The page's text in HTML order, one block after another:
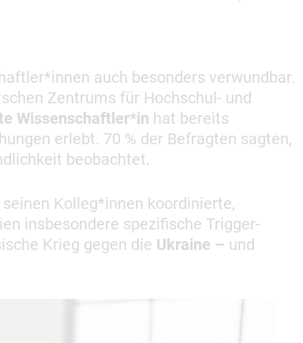
auch besonders verwundbar.
Zentrums für Hochschul- und
Wissenschaftler*in hat bereits
erlebt. 70 % der Befragten sagten,
beobachtet.
Kolleg*innen koordinierte,
insbesondere spezifische Trigger-
Krieg gegen die Ukraine – und